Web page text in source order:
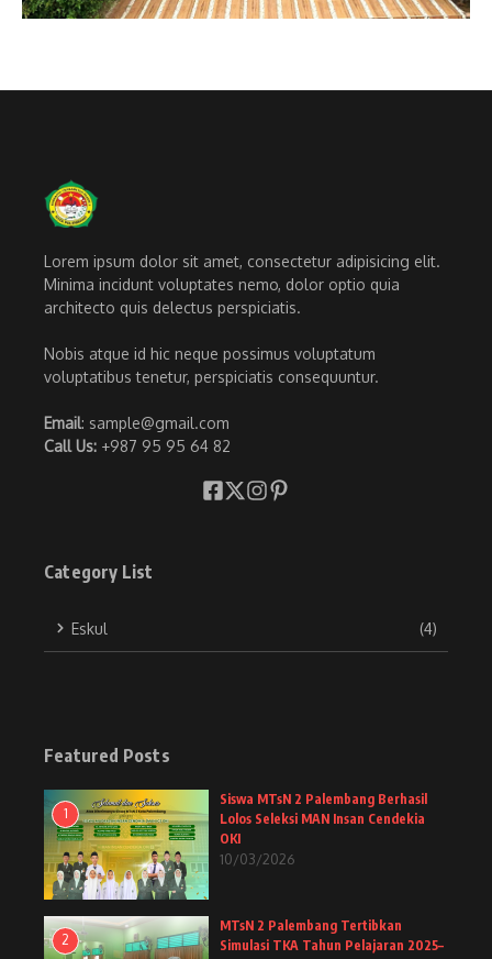
Lorem ipsum dolor sit amet, consectetur adipisicing elit.
Minima incidunt voluptates nemo, dolor optio quia
architecto quis delectus perspiciatis.
Nobis atque id hic neque possimus voluptatum
voluptatibus tenetur, perspiciatis consequuntur.
Email: sample@gmail.com
Call Us: +987 95 95 64 82
Category List
Eskul (4)
Featured Posts
1
Siswa MTsN 2 Palembang Berhasil
Lolos Seleksi MAN Insan Cendekia
OKI
10/03/2026
2
MTsN 2 Palembang Tertibkan
Simulasi TKA Tahun Pelajaran 2025–